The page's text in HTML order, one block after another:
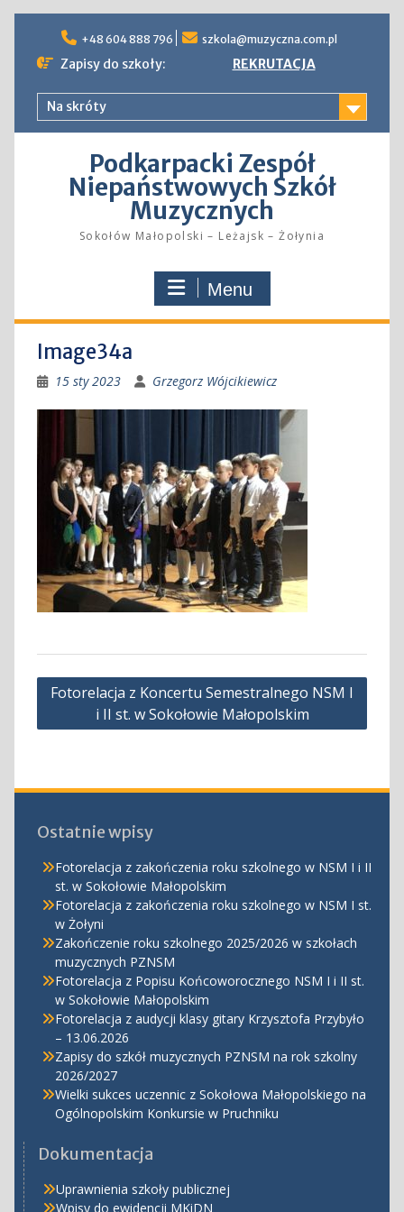
content
+48 604 888 796 szkola@muzyczna.com.pl
Zapisy do szkoły: REKRUTACJA
Na skróty
Podkarpacki Zespół
Niepaństwowych Szkół
Muzycznych
Sokołów Małopolski – Leżajsk – Żołynia
Menu
Image34a
15 sty 2023 Grzegorz Wójcikiewicz
Nawigacja
Fotorelacja z Koncertu Semestralnego NSM I
i II st. w Sokołowie Małopolskim
Ostatnie wpisy
Fotorelacja z zakończenia roku szkolnego w NSM I i II
st. w Sokołowie Małopolskim
Fotorelacja z zakończenia roku szkolnego w NSM I st.
w Żołyni
Zakończenie roku szkolnego 2025/2026 w szkołach
muzycznych PZNSM
Fotorelacja z Popisu Końcoworocznego NSM I i II st.
w Sokołowie Małopolskim
Fotorelacja z audycji klasy gitary Krzysztofa Przybyło
– 13.06.2026
Zapisy do szkół muzycznych PZNSM na rok szkolny
2026/2027
Wielki sukces uczennic z Sokołowa Małopolskiego na
Ogólnopolskim Konkursie w Pruchniku
Dokumentacja
Uprawnienia szkoły publicznej
Wpisy do ewidencji MKiDN